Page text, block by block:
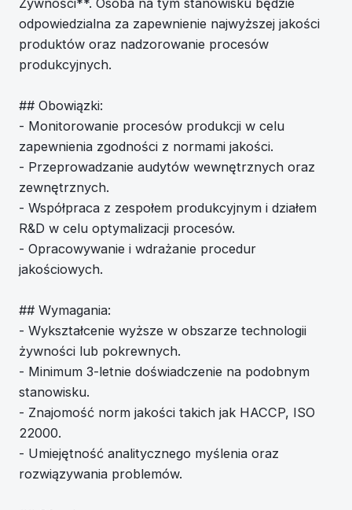
Żywności**. Osoba na tym stanowisku będzie
odpowiedzialna za zapewnienie najwyższej jakości
produktów oraz nadzorowanie procesów
produkcyjnych.
## Obowiązki:
- Monitorowanie procesów produkcji w celu
zapewnienia zgodności z normami jakości.
- Przeprowadzanie audytów wewnętrznych oraz
zewnętrznych.
- Współpraca z zespołem produkcyjnym i działem
R&D w celu optymalizacji procesów.
- Opracowywanie i wdrażanie procedur
jakościowych.
## Wymagania:
- Wykształcenie wyższe w obszarze technologii
żywności lub pokrewnych.
- Minimum 3-letnie doświadczenie na podobnym
stanowisku.
- Znajomość norm jakości takich jak HACCP, ISO
22000.
- Umiejętność analitycznego myślenia oraz
rozwiązywania problemów.